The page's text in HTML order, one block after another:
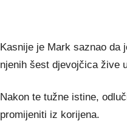
Kasnije je Mark saznao da
njenih šest djevojčica žive
Nakon te tužne istine,
promijeniti iz korijena.